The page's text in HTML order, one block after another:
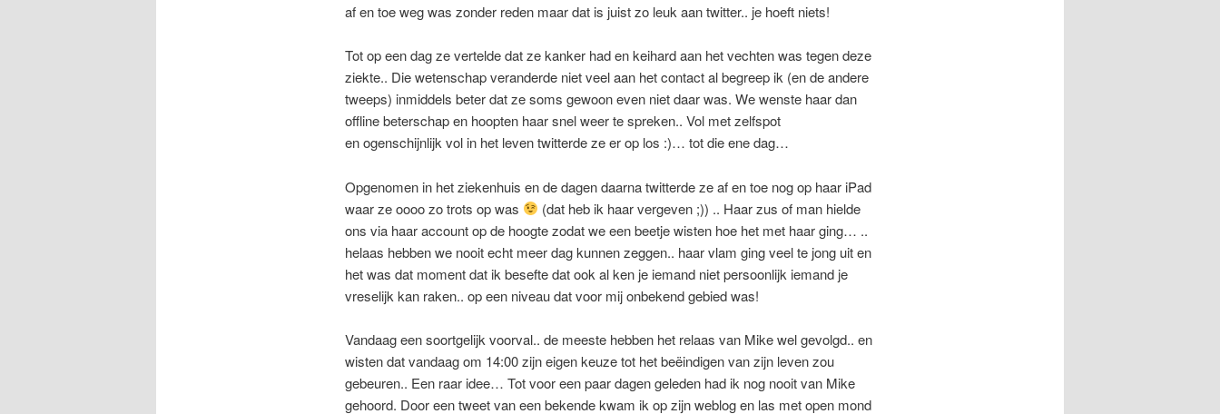
af en toe weg was zonder reden maar dat is juist zo leuk aan twitter.. je hoeft niets!
Tot op een dag ze vertelde dat ze kanker had en keihard aan het vechten was tegen deze
ziekte.. Die wetenschap veranderde niet veel aan het contact al begreep ik (en de andere
tweeps) inmiddels beter dat ze soms gewoon even niet daar was. We wenste haar dan
offline beterschap en hoopten haar snel weer te spreken.. Vol met zelfspot
en ogenschijnlijk vol in het leven twitterde ze er op los :)… tot die ene dag…
Opgenomen in het ziekenhuis en de dagen daarna twitterde ze af en toe nog op haar iPad
waar ze oooo zo trots op was
(dat heb ik haar vergeven ;)) .. Haar zus of man hielde
ons via haar account op de hoogte zodat we een beetje wisten hoe het met haar ging… ..
helaas hebben we nooit echt meer dag kunnen zeggen.. haar vlam ging veel te jong uit en
het was dat moment dat ik besefte dat ook al ken je iemand niet persoonlijk iemand je
vreselijk kan raken.. op een niveau dat voor mij onbekend gebied was!
Vandaag een soortgelijk voorval.. de meeste hebben het relaas van Mike wel gevolgd.. en
wisten dat vandaag om 14:00 zijn eigen keuze tot het beëindigen van zijn leven zou
gebeuren.. Een raar idee… Tot voor een paar dagen geleden had ik nog nooit van Mike
gehoord. Door een tweet van een bekende kwam ik op zijn weblog en las met open mond